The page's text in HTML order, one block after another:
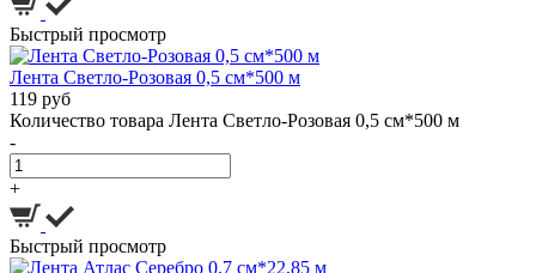
Быстрый просмотр
Лента Светло-Розовая 0,5 см*500 м
119 руб
Количество товара Лента Светло-Розовая 0,5 см*500 м
-
+
Быстрый просмотр